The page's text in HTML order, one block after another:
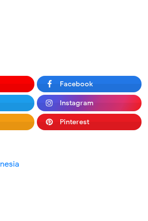
Facebook
Instagram
Pinterest